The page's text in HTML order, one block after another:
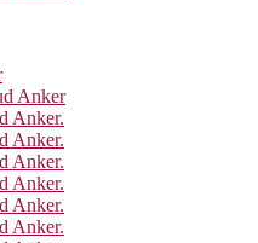
Anker
Anker.
Anker.
Anker.
Anker.
Anker.
Anker.